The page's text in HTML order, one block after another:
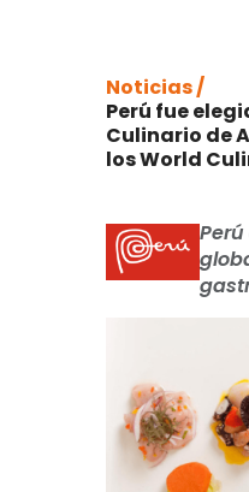
Noticias /
Perú fue
Culinario de
los World